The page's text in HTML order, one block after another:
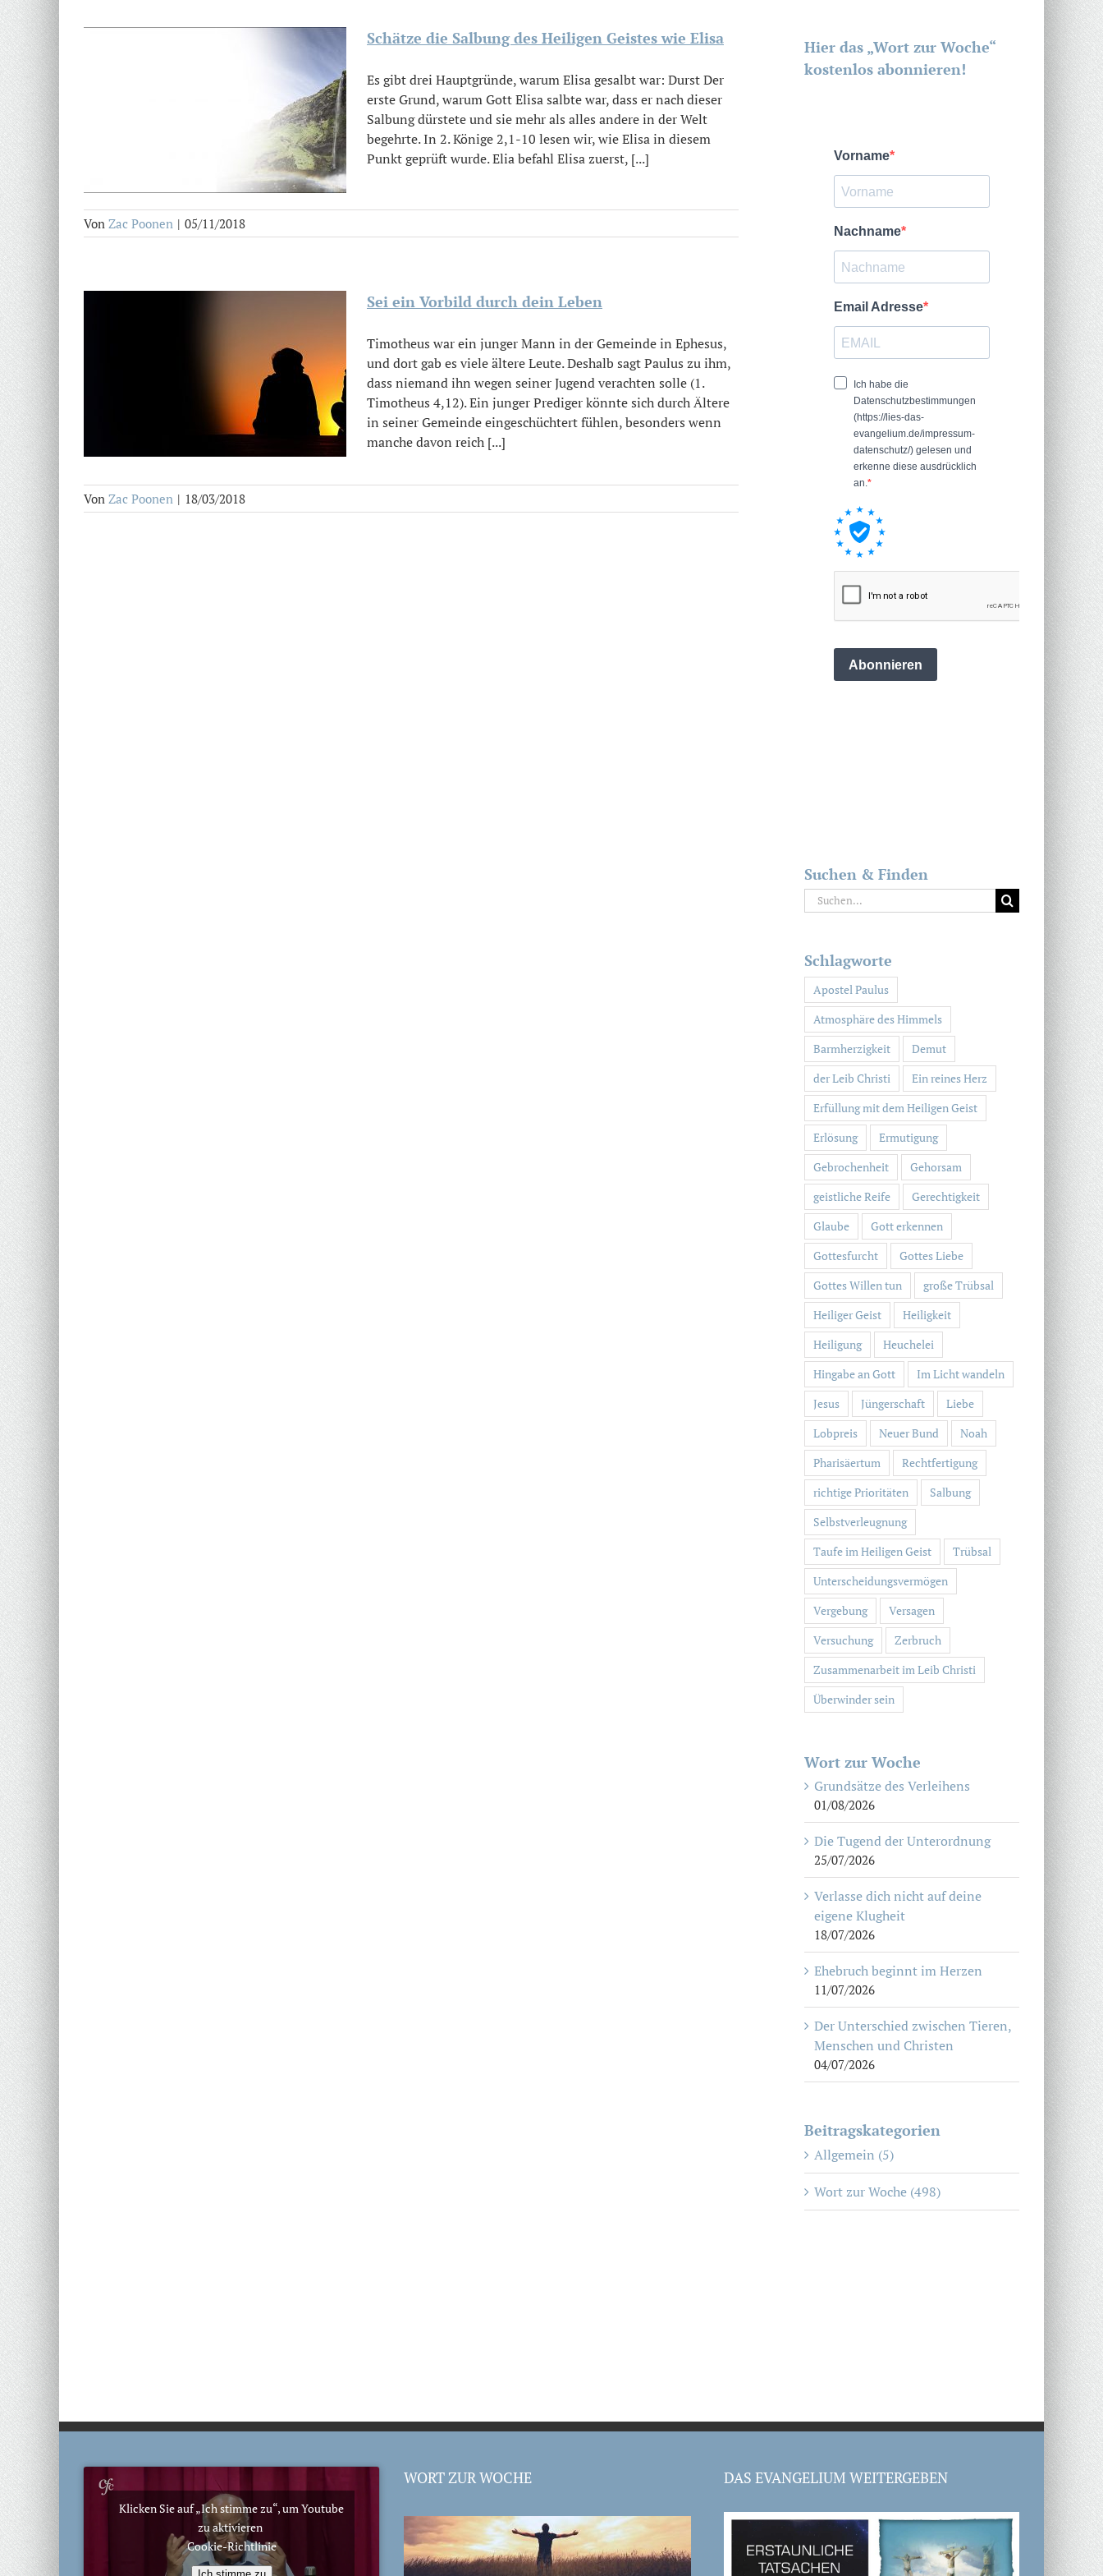
Schätze die Salbung des Heiligen Geistes wie Elisa
Es gibt drei Hauptgründe, warum Elisa gesalbt war: Durst Der
erste Grund, warum Gott Elisa salbte war, dass er nach dieser
Salbung dürstete und sie mehr als alles andere in der Welt
begehrte. In 2. Könige 2,1-10 lesen wir, wie Elisa in diesem
Punkt geprüft wurde. Elia befahl Elisa zuerst, [...]
Von Zac Poonen | 05/11/2018
Sei ein Vorbild durch dein Leben
Timotheus war ein junger Mann in der Gemeinde in Ephesus,
und dort gab es viele ältere Leute. Deshalb sagt Paulus zu ihm,
dass niemand ihn wegen seiner Jugend verachten solle (1.
Timotheus 4,12). Ein junger Prediger könnte sich durch Ältere
in seiner Gemeinde eingeschüchtert fühlen, besonders wenn
manche davon reich [...]
Von Zac Poonen | 18/03/2018
Hier das „Wort zur Woche“
kostenlos abonnieren!
Suchen & Finden
Suche
nach:
Schlagworte
Apostel Paulus
Atmosphäre des Himmels
Barmherzigkeit
Demut
der Leib Christi
Ein reines Herz
Erfüllung mit dem Heiligen Geist
Erlösung
Ermutigung
Gebrochenheit
Gehorsam
geistliche Reife
Gerechtigkeit
Glaube
Gott erkennen
Gottesfurcht
Gottes Liebe
Gottes Willen tun
große Trübsal
Heiliger Geist
Heiligkeit
Heiligung
Heuchelei
Hingabe an Gott
Im Licht wandeln
Jesus
Jüngerschaft
Liebe
Lobpreis
Neuer Bund
Noah
Pharisäertum
Rechtfertigung
richtige Prioritäten
Salbung
Selbstverleugnung
Taufe im Heiligen Geist
Trübsal
Unterscheidungsvermögen
Vergebung
Versagen
Versuchung
Zerbruch
Zusammenarbeit im Leib Christi
Überwinder sein
Wort zur Woche
Grundsätze des Verleihens
01/08/2026
Die Tugend der Unterordnung
25/07/2026
Verlasse dich nicht auf deine
eigene Klugheit
18/07/2026
Ehebruch beginnt im Herzen
11/07/2026
Der Unterschied zwischen Tieren,
Menschen und Christen
04/07/2026
Beitragskategorien
Allgemein (5)
Wort zur Woche (498)
Klicken Sie auf „Ich stimme zu“, um Youtube
zu aktivieren
Cookie-Richtlinie
WORT ZUR WOCHE DAS EVANGELIUM WEITERGEBEN